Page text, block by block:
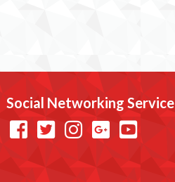
Social Networking Service